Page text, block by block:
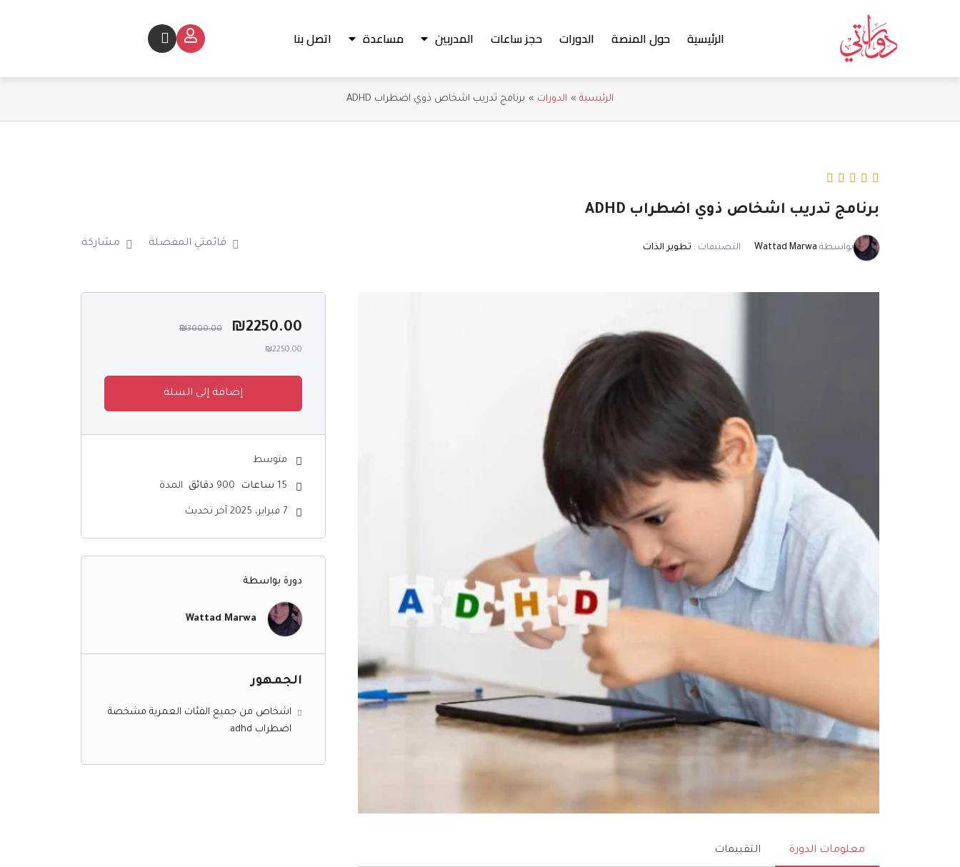
الرئيسية حول المنصة الدورات حجز ساعات المدربين مساعدة اتصل بنا Cart
الرئيسية الدورات برنامج تدريب اشخاص ذوي اضطراب ADHD
برنامج تدريب اشخاص ذوي اضطراب ADHD
بواسطة Wattad Marwa التصنيفات : تطوير الذات قائمتي المفضلة مشاركة
معلومات الدورة التقييمات
₪2250.00
₪3000.00
₪2250.00
إضافة إلى السلة
متوسط
15 ساعات دقائق المدة
7 فبراير، 2025 آخر تحديث
دورة بواسطة
Wattad Marwa
الجمهور
اشخاص من جميع الفئات العمرية مشخصة
اضطراب adhd.